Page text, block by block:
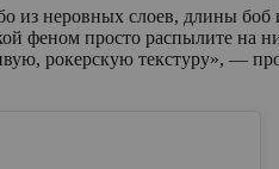
из неровных слоев, длины
феном просто распылите на
рокерскую текстуру», —